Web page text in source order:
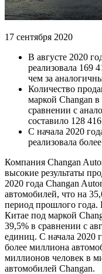
17 сентября 2020
В августе 2020
реализовала 169
чем за
Количество
маркой Changan в
сравнении с
составило 128
С начала 2020
реализовала
Компания Changan
высокие результаты
2020 года Changan
автомобилей, что на
период прошлого года.
Китае под маркой
39,5% в сравнении с
единиц. С начала 2020
более миллиона
миллионов человек в
автомобилей Changan.